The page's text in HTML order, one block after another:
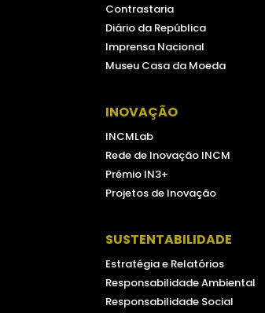
Contrastaria
Diário da República
Imprensa Nacional
Museu Casa da Moeda
INOVAÇÃO
INCMLab
Rede de Inovação INCM
Prémio IN3+
Projetos de Inovação
SUSTENTABILIDADE
Estratégia e Relatórios
Responsabilidade Ambiental
Responsabilidade Social